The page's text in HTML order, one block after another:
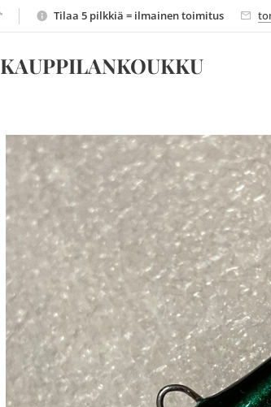
Tilaa 5 pilkkiä = ilmainen toimitus
KAUPPILANKOUKKU